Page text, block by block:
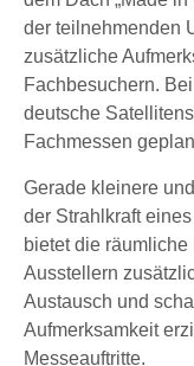
der teilnehmenden
zusätzliche
Fachbesuchern.
deutsche
Fachmessen
Gerade kleinere
der Strahlkraft
bietet die
Ausstellern
Austausch und
Aufmerksamkeit
Messeauftritte.